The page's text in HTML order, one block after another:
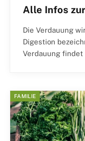
Alle Infos
Die Verdauung
Digestion
Verdauung
FAMILIE